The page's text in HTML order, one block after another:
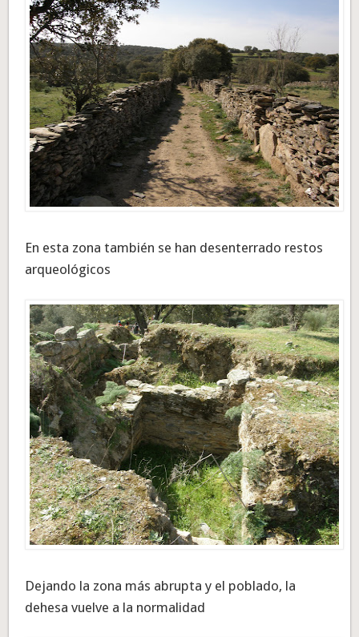
En esta zona también se han desenterrado restos
arqueológicos
Dejando la zona más abrupta y el poblado, la
dehesa vuelve a la normalidad